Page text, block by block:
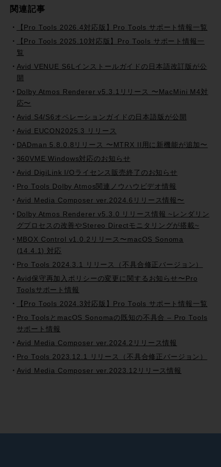
関連記事
【Pro Tools 2026.4対応版】Pro Tools サポート情報一覧
【Pro Tools 2025.10対応版】Pro Tools サポート情報一
覧
Avid VENUE S6Lインストールガイドの日本語改訂版が公
開
Dolby Atmos Renderer v5.3.1リリース 〜MacMini M4対
応〜
Avid S4/S6オペレーションガイドの日本語版が公開
Avid EUCON2025.3 リリース
DADman 5.8.0.8リリース 〜MTRX II用に新機能が追加〜
360VME Windows対応のお知らせ
Avid DigiLink I/Oライセンス販売終了のお知らせ
Pro Tools Dolby Atmos関連ノウハウビデオ情報
Avid Media Composer ver.2024.6リリース情報〜
Dolby Atmos Renderer v5.3.0 リリース情報 ~レンダリン
グプロセスの改善やStereo Directモニタリングが搭載~
MBOX Control v1.0.2リリース〜macOS Sonoma
(14.4.1) 対応
Pro Tools 2024.3.1 リリース（不具合修正バージョン）
Avid保守再加入ポリシーの変更に関するお知らせ〜Pro
Toolsサポート情報
【Pro Tools 2024.3対応版】Pro Tools サポート情報一覧
Pro ToolsとmacOS Sonomaの既知の不具合 – Pro Tools
サポート情報
Avid Media Composer ver.2024.2リリース情報
Pro Tools 2023.12.1 リリース（不具合修正バージョン）
Avid Media Composer ver.2023.12リリース情報